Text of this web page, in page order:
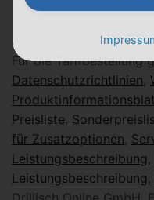
Für die Tarifbestellung
Datenschutzrichtlinien,
Preisliste,
für Zusatzoptionen,
Leistungsbeschreibung ,
Leistungsbeschreibung ,